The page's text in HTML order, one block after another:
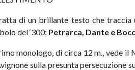
di un brillante testo che
del ‘300: Petrarca, Dante e
monologo, di circa 12 m., vede il
sulla presunta persecuzione